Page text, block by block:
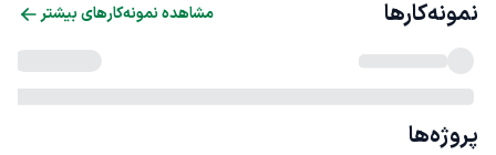
نمونه‌کارها مشاهده نمونه‌کارهای بیشتر
پروژه‌ها